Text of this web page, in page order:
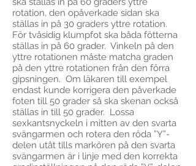
rotation, den opåverkade sidan ska
ställas in på 30 graders yttre rotation.
För tvåsidig klumpfot ska båda fötterna
ställas in på 60 grader. Vinkeln på den
yttre rotationen måste matcha graden
på den yttre rotationen från den förra
gipsningen. Om läkaren till exempel
endast kunde korrigera den påverkade
foten till 50 grader så ska skenan också
ställas in till 50 grader. Lossa
sexkantsnyckeln i mitten av den svarta
svängarmen och rotera den röda ”Y”-
delen utåt tills markören på den svarta
svängarmen är i linje med den korrekta